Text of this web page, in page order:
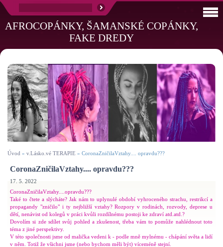
AFROCOPÁNKY, ŠAMANSKÉ COPÁNKY,
FAKE DREDY
Úvod » v.Lásko.vé TERAPIE » CoronaZničilaVztahy.... opravdu???
CoronaZničilaVztahy.... opravdu???
17. 5. 2022
CoronaZničilaVztahy....opravdu???
Také to čtete a slýcháte? Jak nám to uplynulé období vyhroceného strachu, restrikcí a
propagandy "zničilo" i ty nejbližší vztahy? Rozpory v rodinách, rozvody, deprese u
dětí, nenávist od kolegů v práci kvůli rozdílnému postoji ke zdraví atd.atd.?
Dovolím si zde sdílet svůj pohled a zkušenost, třeba vám to pomůže nahlédnout toto
téma z jiné perspektivy.
V této společnosti jsme od malička vedeni k - podle mně mylnému - chápání světa a lidí
v něm. Totiž že všichni jsme (nebo bychom měli být) víceméně stejní.